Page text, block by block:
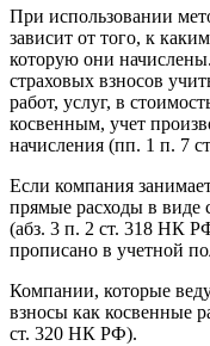
При использовании
зависит от того, к
которую они
страховых взносов
работ, услуг, в
косвенным, учет
начисления (пп. 1 п. 7
Если компания
прямые расходы в виде
(абз. 3 п. 2 ст. 318 НК
прописано в учетной
Компании, которые
взносы как косвенные
ст. 320 НК РФ).